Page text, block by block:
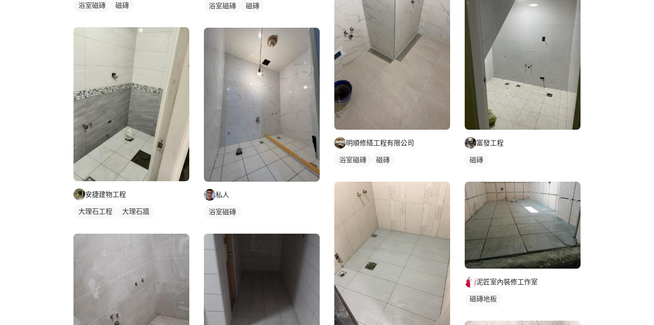
浴室磁磚 磁磚
安捷建物工程
大理石工程
大理石牆
浴室磁磚 磁磚
私人
浴室磁磚
明順修繕工程有限公司
浴室磁磚 磁磚
富發工程
磁磚
泥匠室內裝修工作室
磁磚地板